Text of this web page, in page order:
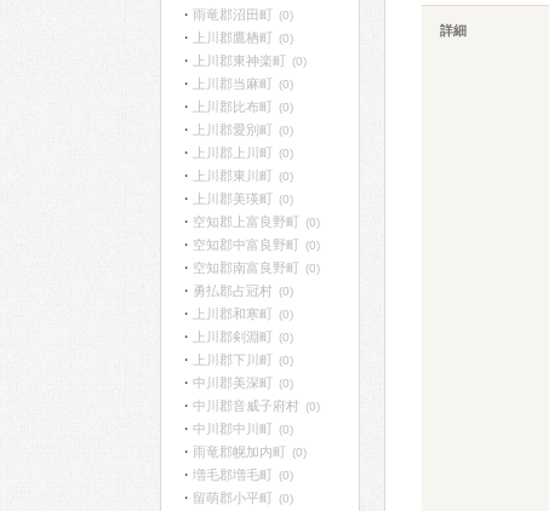
詳細
雨竜郡沼田町 (0)
上川郡鷹栖町 (0)
上川郡東神楽町 (0)
上川郡当麻町 (0)
上川郡比布町 (0)
上川郡愛別町 (0)
上川郡上川町 (0)
上川郡東川町 (0)
上川郡美瑛町 (0)
空知郡上富良野町 (0)
空知郡中富良野町 (0)
空知郡南富良野町 (0)
勇払郡占冠村 (0)
上川郡和寒町 (0)
上川郡剣淵町 (0)
上川郡下川町 (0)
中川郡美深町 (0)
中川郡音威子府村 (0)
中川郡中川町 (0)
雨竜郡幌加内町 (0)
増毛郡増毛町 (0)
留萌郡小平町 (0)